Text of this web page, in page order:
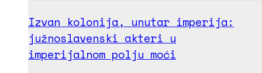
Izvan kolonija, unutar imperija:
južnoslavenski akteri u
imperijalnom polju moći